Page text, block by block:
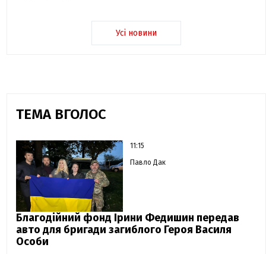
Усі новини
ТЕМА ВГОЛОС
11:15
Павло Дак
Благодійний фонд Ірини Федишин передав
авто для бригади загиблого Героя Василя
Особи